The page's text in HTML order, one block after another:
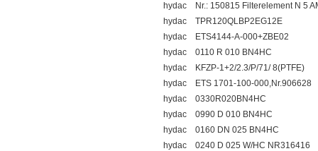
hydac Nr.: 150815 Filterelement N 5
hydac TPR120QLBP2EG12E
hydac ETS4144-A-000+ZBE02
hydac 0110 R 010 BN4HC
hydac KFZP-1+2/2.3/P/71/ 8(PTFE)
hydac ETS 1701-100-000,Nr.906628
hydac 0330R020BN4HC
hydac 0990 D 010 BN4HC
hydac 0160 DN 025 BN4HC
hydac 0240 D 025 W/HC NR316416